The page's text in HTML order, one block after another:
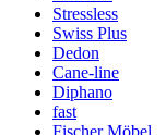
Stressless
Swiss Plus
Dedon
Cane-line
Diphano
fast